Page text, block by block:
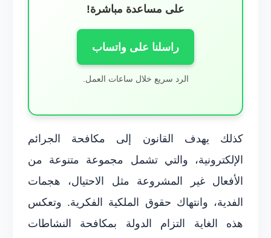
على مساعدة مباشرة!
راسلنا على واتساب
الرد سريع خلال ساعات العمل.
كذلك يهدف القانون إلى مكافحة الجرائم
الإلكترونية، والتي تشمل مجموعة متنوعة من
الأفعال غير المشروعة مثل الاحتيال، هجمات
الفدية، وانتهاك حقوق الملكية الفكرية. وتعكس
هذه الغاية التزام الدولة بمكافحة النشاطات